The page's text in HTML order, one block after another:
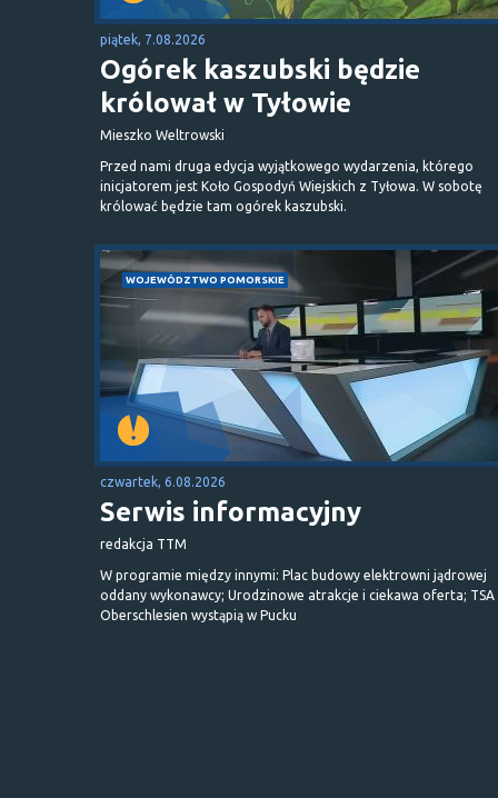
piątek, 7.08.2026
Ogórek kaszubski będzie
królował w Tyłowie
Mieszko Weltrowski
Przed nami druga edycja wyjątkowego wydarzenia, którego
inicjatorem jest Koło Gospodyń Wiejskich z Tyłowa. W sobotę
królować będzie tam ogórek kaszubski.
WOJEWÓDZTWO POMORSKIE
czwartek, 6.08.2026
Serwis informacyjny
redakcja TTM
W programie między innymi: Plac budowy elektrowni jądrowej
oddany wykonawcy; Urodzinowe atrakcje i ciekawa oferta; TSA
Oberschlesien wystąpią w Pucku